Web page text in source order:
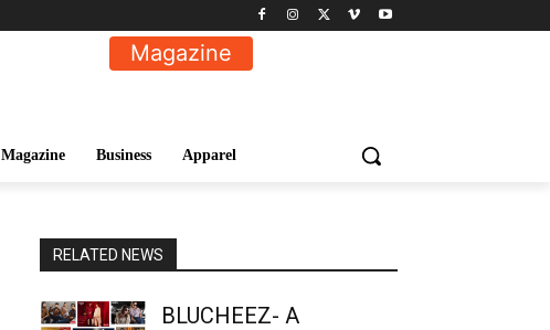
Magazine
Magazine Business Apparel
RELATED NEWS
BLUCHEEZ- A